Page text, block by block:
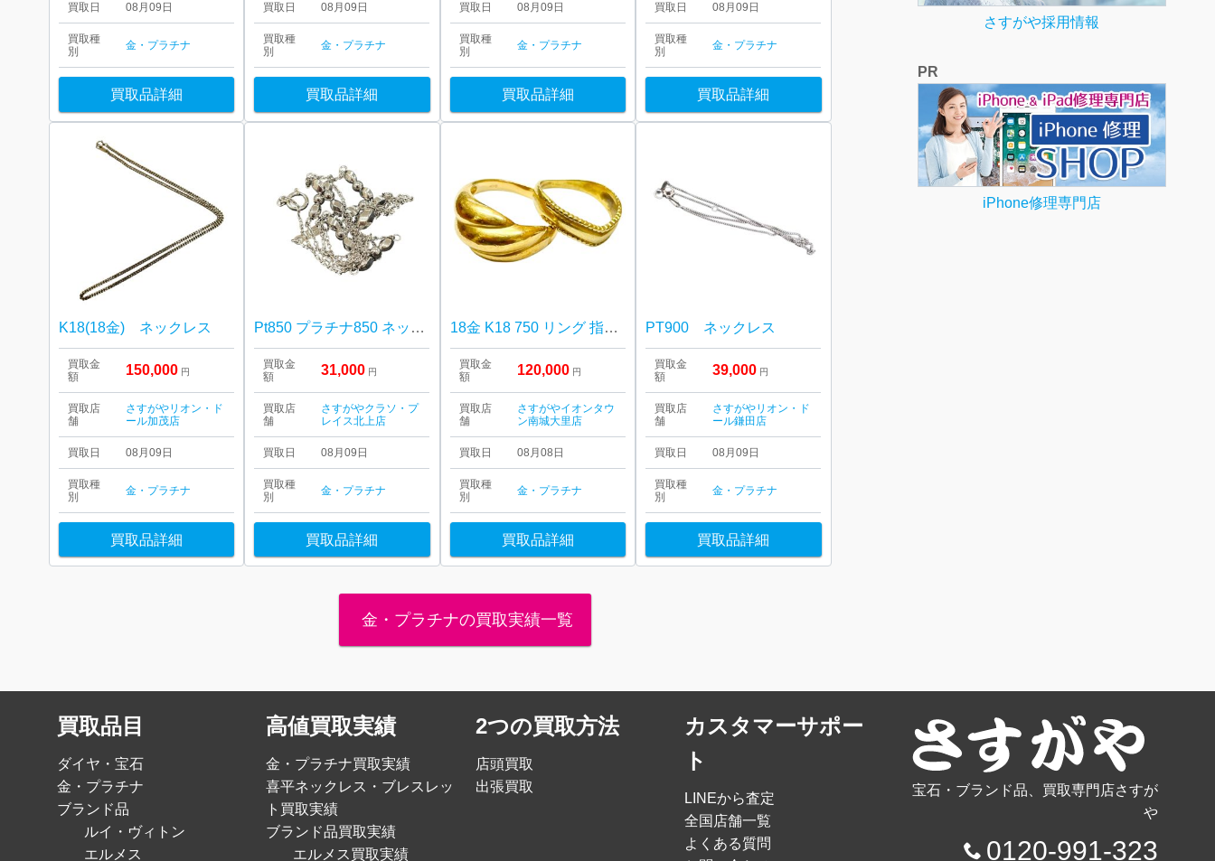
買取日 08月09日
買取種
別
金・プラチナ
買取品詳細
買取日 08月09日
買取種
別
金・プラチナ
買取品詳細
買取日 08月09日
買取種
別
金・プラチナ
買取品詳細
買取日 08月09日
買取種
別
金・プラチナ
買取品詳細
K18(18金) ネックレス
買取金
額
150,000 円
買取店
舗
さすがやリオン・ド
ール加茂店
買取日 08月09日
買取種
別
金・プラチナ
買取品詳細
Pt850 プラチナ850 ネックレス アクセサリー
買取金
額
31,000 円
買取店
舗
さすがやクラソ・プ
レイス北上店
買取日 08月09日
買取種
別
金・プラチナ
買取品詳細
18金 K18 750 リング 指輪 アクセサリー
買取金
額
120,000 円
買取店
舗
さすがやイオンタウ
ン南城大里店
買取日 08月08日
買取種
別
金・プラチナ
買取品詳細
PT900 ネックレス
買取金
額
39,000 円
買取店
舗
さすがやリオン・ド
ール鎌田店
買取日 08月09日
買取種
別
金・プラチナ
買取品詳細
金・プラチナの買取実績一覧
さすがや採用情報
PR
iPhone修理専門店
買取品目
ダイヤ・宝石
金・プラチナ
ブランド品
ルイ・ヴィトン
エルメス
高値買取実績
金・プラチナ買取実績
喜平ネックレス・ブレスレッ
ト買取実績
ブランド品買取実績
エルメス買取実績
2つの買取方法
店頭買取
出張買取
カスタマーサポー
ト
LINEから査定
全国店舗一覧
よくある質問
宝石・ブランド品、買取専門店さすが
や
0120-991-323